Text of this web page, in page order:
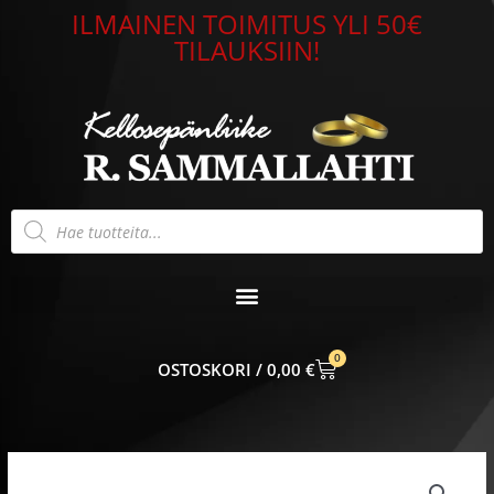
ILMAINEN TOIMITUS YLI 50€
TILAUKSIIN!
Products
search
0,00 €
0
CART